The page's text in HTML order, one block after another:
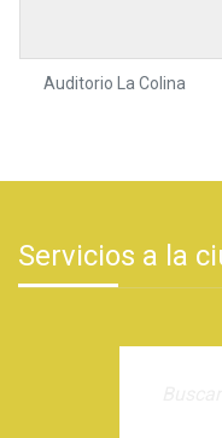
Auditorio La Colina
Servicios a la